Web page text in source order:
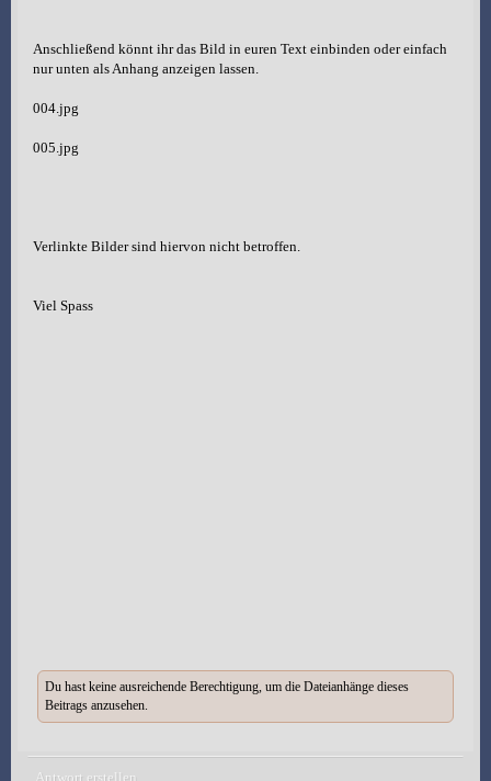
Anschließend könnt ihr das Bild in euren Text einbinden oder einfach
nur unten als Anhang anzeigen lassen.
004.jpg
005.jpg
Verlinkte Bilder sind hiervon nicht betroffen.
Viel Spass
Du hast keine ausreichende Berechtigung, um die Dateianhänge dieses
Beitrags anzusehen.
Antwort erstellen